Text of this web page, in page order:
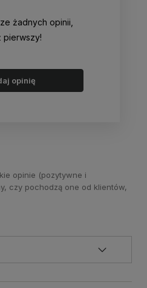
żadnych opinii,
pierwszy!
opinię
opinie (pozytywne i
czy pochodzą one od klientów,